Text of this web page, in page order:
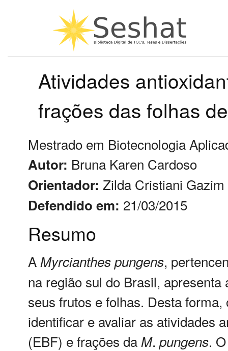
Atividades
frações das folhas
Mestrado em Biotecnologia
Autor: Bruna Karen Cardoso
Orientador: Zilda Cristiani Gazim
Defendido em: 21/03/2015
Resumo
A Myrcianthespungens,
na região sul do Brasil,
seus frutos e folhas. Desta
identificar e avaliar as atividades
(EBF) e frações da M. pungens.